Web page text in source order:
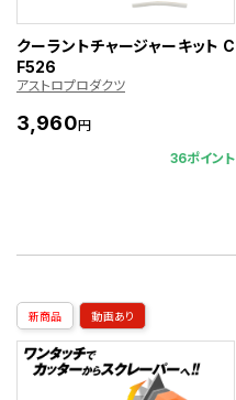
クーラントチャージャーキット C
F526
アストロプロダクツ
3,960円
36ポイント
新商品 動画あり